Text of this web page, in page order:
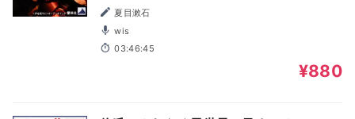
夏目漱石
wis
03:46:45
¥880